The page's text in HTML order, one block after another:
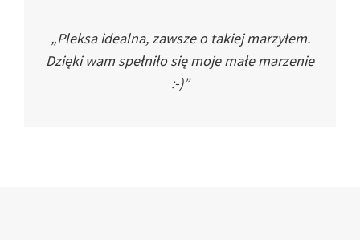
„Pleksa idealna, zawsze o takiej marzyłem.
Dzięki wam spełniło się moje małe marzenie
:-)”